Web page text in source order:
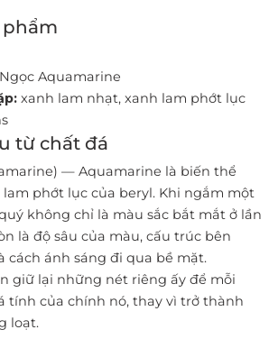
Aquamarine
xanh lam nhạt, xanh lam phớt lục
từ chất đá
— Aquamarine là biến thể
phớt lục của beryl. Khi ngắm một
không chỉ là màu sắc bắt mắt ở lần
là độ sâu của màu, cấu trúc bên
cách ánh sáng đi qua bề mặt.
giữ lại những nét riêng ấy để mỗi
tính của chính nó, thay vì trở thành
loạt.